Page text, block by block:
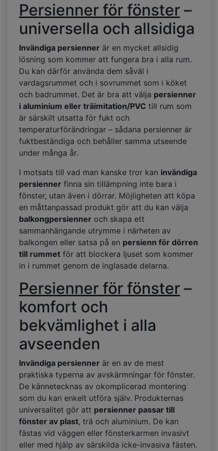
Persienner för fönster –
universella och allsidiga
Invändiga persienner är en mycket allsidig
lösning som kommer att fungera bra i alla rum.
Du kan därför använda dem såväl i
vardagsrummet och i sovrummet som i köket
och badrummet. Det är bra att välja persienner
i aluminium eller träimitation/PVC till rum som
är särskilt utsatta för fukt och
temperaturförändringar – sådana persienner är
fuktbeständiga och behåller samma utseende
under många år.
I motsats till vad man kanske tror kan invändiga
persienner finna sin tillämpning inte bara i
fönster, utan även i dörrar. Möjligheten att köpa
en måttanpassad produkt gör att du kan välja
balkongpersienner och skapa ett
sammanhängande utrymme i närheten av
balkongen eller satsa på en persienn för dörren
till rummet för att blockera ljuset som kommer
in i rummet genom de inglasade delarna.
Persienner för fönster –
komfort och
bekvämlighet i alla
avseenden
Invändiga persienner är en av de mest
praktiska typerna av avskärmningar för fönster.
De kännetecknas av okomplicerad montering
som du kan enkelt utföra själv. Produkternas
universalitet gör att persienner passar till
fönster av plast, trä och aluminium. De kan
fästas vid väggen eller fönsterkarmen invasivt
eller med hjälp av särskilda icke-invasiva fästen.